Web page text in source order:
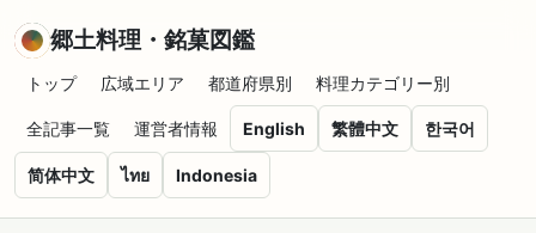
郷土料理・銘菓図鑑
トップ 広域エリア 都道府県別 料理カテゴリー別
全記事一覧 運営者情報 English 繁體中文 한국어
简体中文 ไทย Indonesia